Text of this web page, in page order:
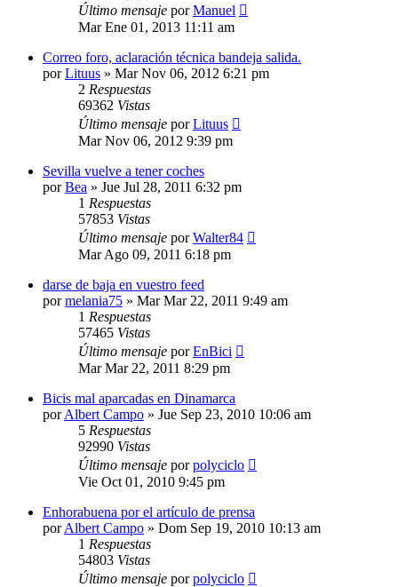
Último mensaje porManuel
Mar Ene 01, 2013 11:11 am
Correo foro, aclaración técnica bandeja salida.
porLituus » Mar Nov 06, 2012 6:21 pm
2 Respuestas
69362 Vistas
Último mensaje porLituus
Mar Nov 06, 2012 9:39 pm
Sevilla vuelve a tener coches
porBea » Jue Jul 28, 2011 6:32 pm
1 Respuestas
57853 Vistas
Último mensaje porWalter84
Mar Ago 09, 2011 6:18 pm
darse de baja en vuestro feed
pormelania75 » Mar Mar 22, 2011 9:49 am
1 Respuestas
57465 Vistas
Último mensaje porEnBici
Mar Mar 22, 2011 8:29 pm
Bicis mal aparcadas en Dinamarca
porAlbert Campo » Jue Sep 23, 2010 10:06 am
5 Respuestas
92990 Vistas
Último mensaje porpolyciclo
Vie Oct 01, 2010 9:45 pm
Enhorabuena por el artículo de prensa
porAlbert Campo » Dom Sep 19, 2010 10:13 am
1 Respuestas
54803 Vistas
Último mensaje porpolyciclo